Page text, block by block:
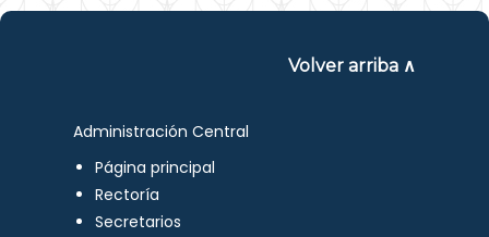
Volver arriba ∧
Administración Central
Página principal
Rectoría
Secretarios